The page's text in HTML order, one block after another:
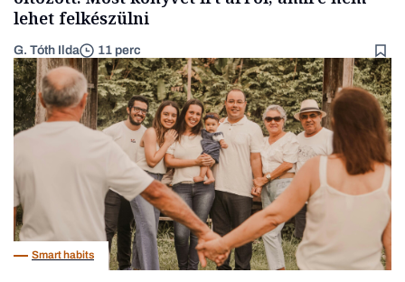
lehet felkészülni
G. Tóth Ilda 11 perc
Smart habits